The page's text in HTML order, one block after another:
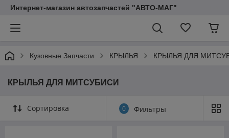
Интернет-магазин автозапчастей "АВТО-МАГ"
Кузовные Запчасти КРЫЛЬЯ КРЫЛЬЯ ДЛЯ
КРЫЛЬЯ ДЛЯ МИТСУБИСИ
Сортировка 0 Фильтры